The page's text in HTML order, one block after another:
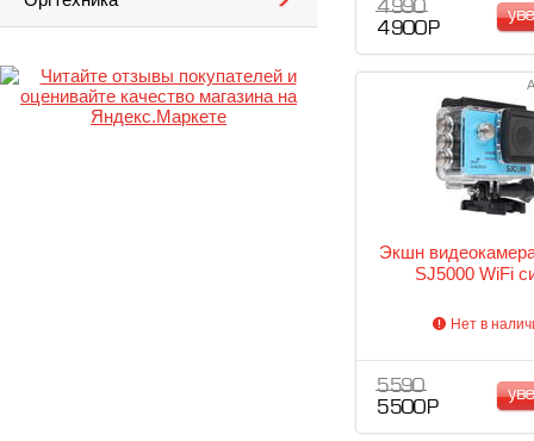
4 990
4 900 Р
Экшн
SJ5000 WiFi
Нет в
5 590
5 500 Р